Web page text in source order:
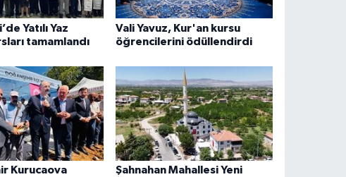
Yatılı Yaz
tamamlandı
Vali Yavuz, Kur'an kursu
öğrencilerini ödüllendirdi
Kurucaova
Şahnahan Mahallesi Yeni